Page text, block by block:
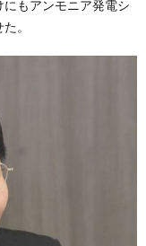
もアンモニア発電シ
。